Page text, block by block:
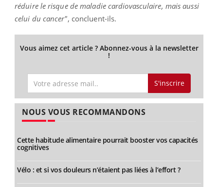
réduire le risque de maladie cardiovasculaire, mais aussi
celui du cancer", concluent-ils.
Vous aimez cet article ? Abonnez-vous à la newsletter
!
S'inscrire
NOUS VOUS RECOMMANDONS
Cette habitude alimentaire pourrait booster vos capacités
cognitives
Vélo : et si vos douleurs n’étaient pas liées à l’effort ?